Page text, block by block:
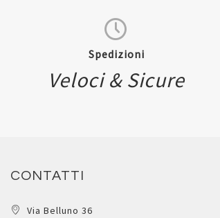
Spedizioni
Veloci & Sicure
CONTATTI
Via Belluno 36